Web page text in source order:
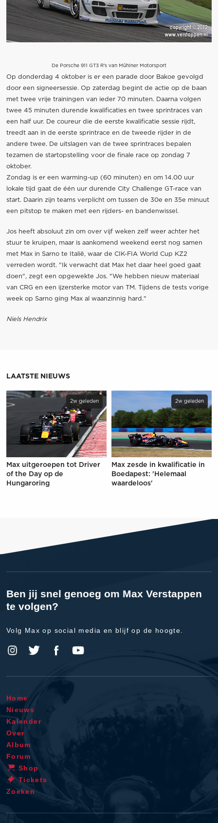
De Porsche 911 GT3 R's van Mühlner Motorsport
Op donderdag 4 oktober is er een parade door Bakoe gevolgd
door een signeersessie. Op zaterdag begint de actie op de baan
met twee vrije trainingen van ieder 70 minuten. Daarna volgen
twee 45 minuten durende kwalificaties en twee sprintraces van
een half uur. De coureur die de eerste kwalificatie sessie rijdt,
treedt aan in de eerste sprintrace en de tweede rijder in de
andere twee. De uitslagen van de twee sprintraces bepalen
tezamen de startopstelling voor de finale race op zondag 7
oktober.
Zondag is er een warming-up (60 minuten) en om 14.00 uur
lokale tijd gaat de één uur durende City Challenge GT-race van
start. Daarin zijn teams verplicht om tussen de 30e en 35e minuut
een pitstop te maken met een rijders- en bandenwissel.
Jos heeft absoluut zin om over vijf weken zelf weer achter het
stuur te kruipen, maar is aankomend weekend eerst nog samen
met Max in Sarno te Italië, waar de CIK-FIA World Cup KZ2
verreden wordt. "Ik verwacht dat Max het daar heel goed gaat
doen", zegt een opgewekte Jos. "We hebben nieuw materiaal
van CRG en een ijzersterke motor van TM. Tijdens de tests vorige
week op Sarno ging Max al waanzinnig hard."
Niels Hendrix
LAATSTE NIEUWS
2w geleden
Max uitgeroepen tot Driver
of the Day op de
Hungaroring
2w geleden
Max zesde in kwalificatie in
Boedapest: 'Helemaal
waardeloos'
Ben jij snel genoeg om Max Verstappen
te volgen?
Volg Max op social media en blijf op de hoogte.
Home
Nieuws
Kalender
Over
Album
Forum
Shop
Tickets
Zoeken